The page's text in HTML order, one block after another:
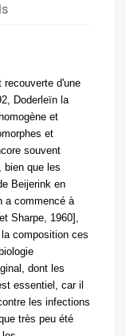
recouverte d'une
Doderleïn la
et
et
souvent
bien que les
Beijerink en
a commencé à
Sharpe, 1960],
composition ces
dont les
essentiel, car il
les infections
très peu été